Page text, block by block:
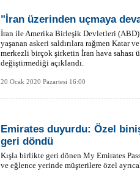
"İran üzerinden uçmaya
İran ile Amerika Birleşik Devletleri (ABD)
yaşanan askeri saldırılara rağmen Katar
merkezli birçok şirketin İran hava sahası
değiştirmediği açıklandı.
20 Ocak 2020 Pazartesi 16:00
Emirates duyurdu: Özel
geri döndü
Kışla birlikte geri dönen My Emirates
ve eğlence yerinde müşterilere özel